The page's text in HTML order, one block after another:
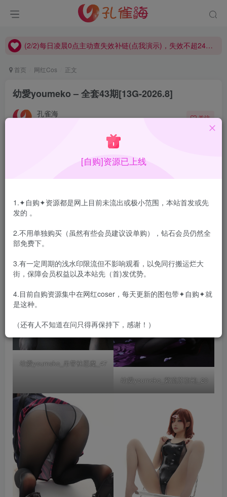
(2/2)每日凌晨0点主动查失效补链(点我演示)，失效不超24小时，
(2/2)每日凌晨0点主动查失效补链(点我演示)，失效不超24小时，
首页 网红Cos 正文
幼愛youmeko – 全套43期[13G-2026.8]
孔雀海 关注
幼愛youmeko美腿美足向Coser，丝袜较多，颜值不错。
合集目录在预览图下面
幼愛youmeko_吊带袜恶魔_47
幼愛youmeko_紫流苏旗袍_20
[自购]资源已上线
1.✦自购✦资源都是网上目前未流出或极小范围，本站首发或先
发的 。
2.不用单独购买（虽然有些会员建议设单购），钻石会员仍然全
部免费下。
3.有一定周期的浅水印限流但不影响观看，以免同行搬运烂大
街，保障会员权益以及本站先（首)发优势。
4.目前自购资源集中在网红coser，每天更新的图包带✦自购✦就
是这种。
（还有人不知道在问只得再保持下，感谢！）